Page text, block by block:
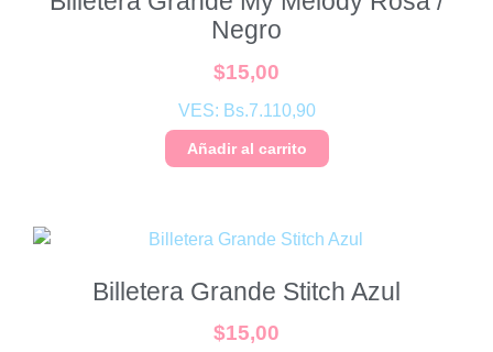
Negro
$15,00
VES: Bs.7.110,90
Añadir al carrito
Billetera Grande Stitch Azul
$15,00